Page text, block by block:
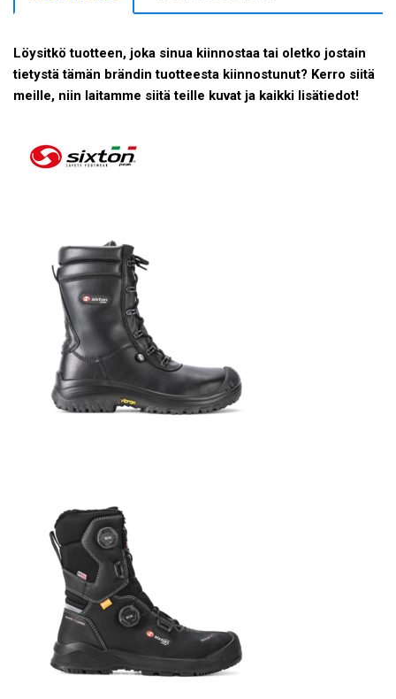
Löysitkö tuotteen, joka sinua kiinnostaa tai oletko jostain
tietystä tämän brändin tuotteesta kiinnostunut? Kerro siitä
meille, niin laitamme siitä teille kuvat ja kaikki lisätiedot!